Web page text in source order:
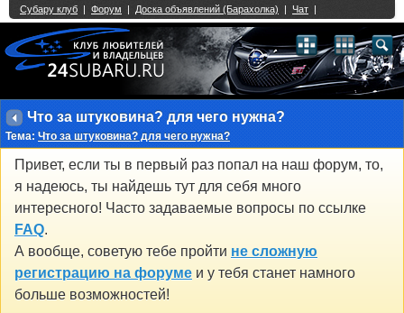
Что за штуковина? для чего нужна?
Тема: Что за штуковина? для чего нужна?
Привет, если ты в первый раз попал на наш форум, то,
я надеюсь, ты найдешь тут для себя много
интересного! Часто задаваемые вопросы по ссылке
FAQ.
А вообще, советую тебе пройти не сложную
регистрацию на форуме и у тебя станет намного
больше возможностей!
Single Sign On provided byvBSSO
2 3 4 5 6 7 8 9 10 11 12 13 14 15 16 17 18 21 22 23 24 25 26
27 28 29 30 31 32 33 34 35 36 37 38 39 40 41 42 43